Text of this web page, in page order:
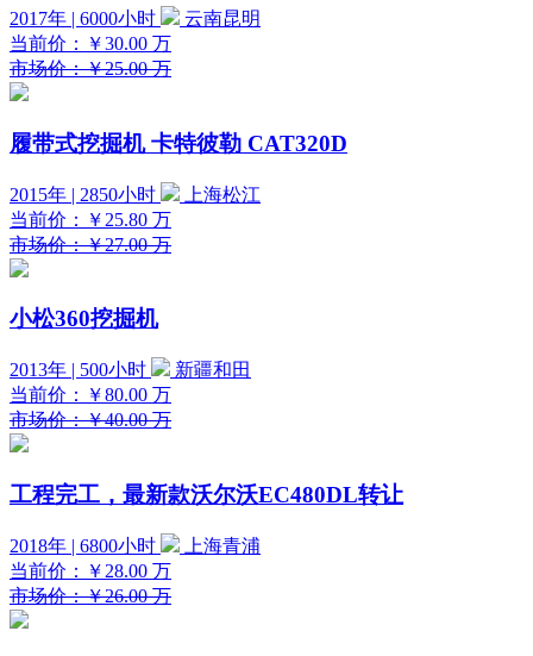
2017年 | 6000小时
云南昆明
当前价：
￥30.00 万
市场价：￥25.00 万
履带式挖掘机 卡特彼勒 CAT320D
2015年 | 2850小时
上海松江
当前价：
￥25.80 万
市场价：￥27.00 万
小松360挖掘机
2013年 | 500小时
新疆和田
当前价：
￥80.00 万
市场价：￥40.00 万
工程完工，最新款沃尔沃EC480DL转让
2018年 | 6800小时
上海青浦
当前价：
￥28.00 万
市场价：￥26.00 万